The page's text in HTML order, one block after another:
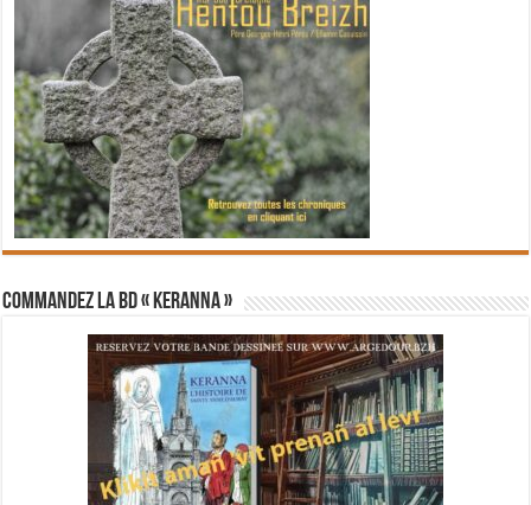
Commandez la BD « Keranna »